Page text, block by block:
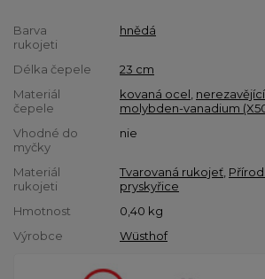
Barva
rukojeti
hnědá
Délka čepele
23 cm
Materiál
čepele
kovaná ocel
molybden-vanadium
Vhodné do
myčky
nie
Materiál
rukojeti
Tvarovaná rukojeť
pryskyřice
Hmotnost
0,40 kg
Výrobce
Wüsthof